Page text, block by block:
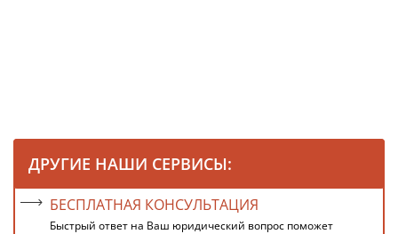
ДРУГИЕ НАШИ СЕРВИСЫ:
БЕСПЛАТНАЯ КОНСУЛЬТАЦИЯ
Быстрый ответ на Ваш юридический вопрос поможет